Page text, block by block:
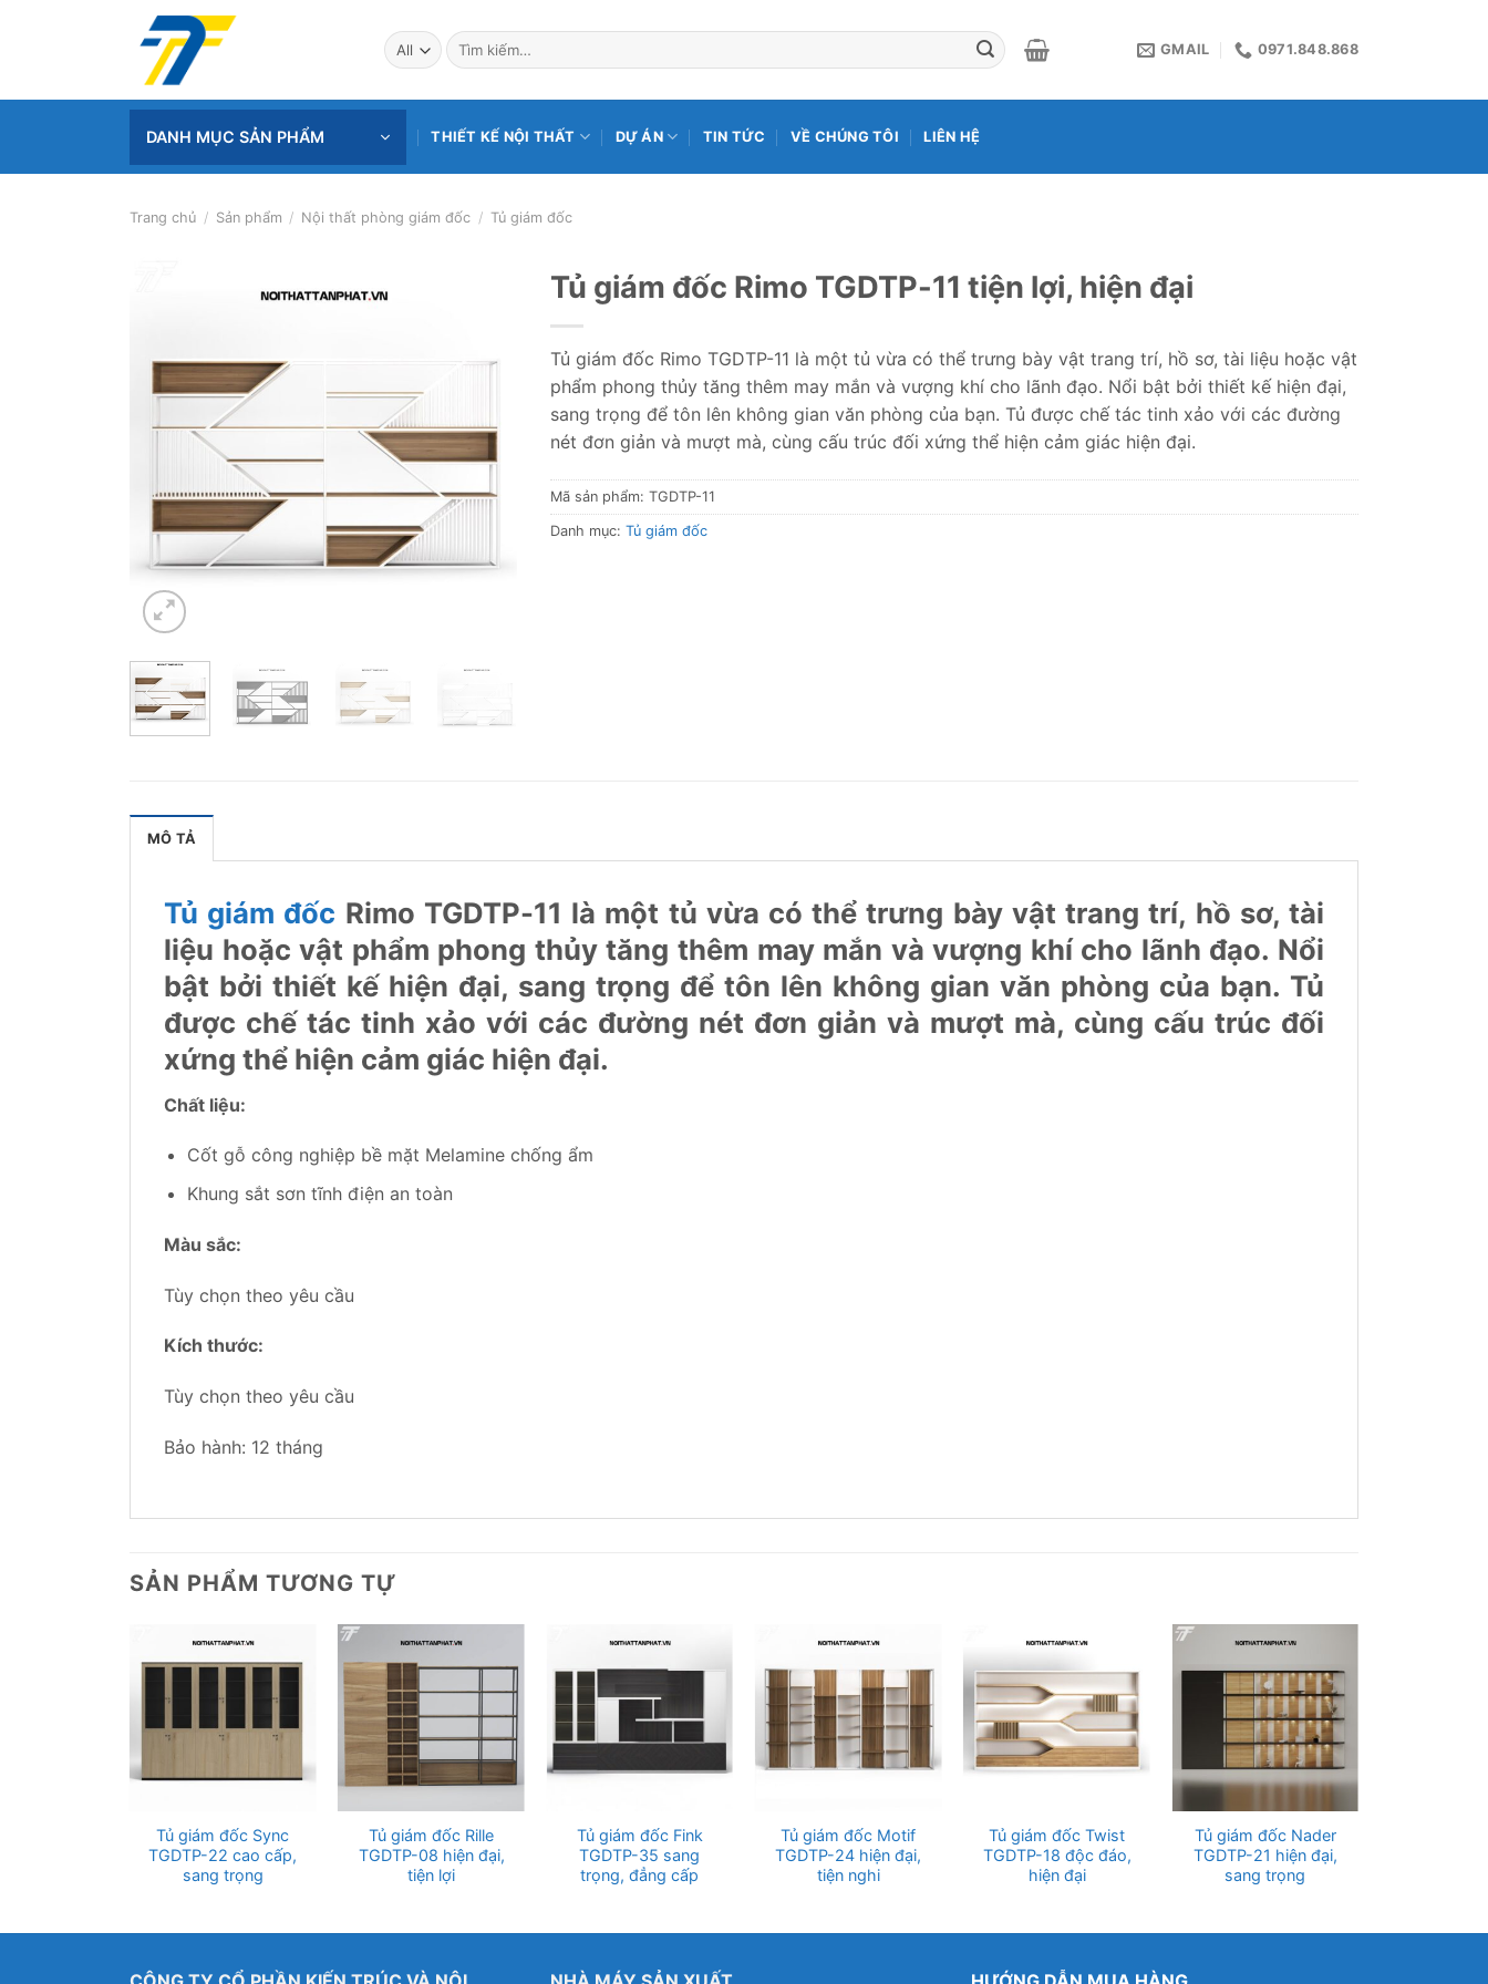
Tìm
kiếm:
GMAIL 0971.848.868
DANH MỤC SẢN PHẨM THIẾT KẾ NỘI THẤT DỰ ÁN TIN TỨC VỀ CHÚNG TÔI LIÊN HỆ
Trang chủ / Sản phẩm / Nội thất phòng giám đốc / Tủ giám đốc
Tủ giám đốc Rimo TGDTP-11 tiện lợi, hiện đại
Tủ giám đốc Rimo TGDTP-11 là một tủ vừa có thể trưng bày vật trang trí, hồ sơ, tài liệu hoặc vật
phẩm phong thủy tăng thêm may mắn và vượng khí cho lãnh đạo. Nổi bật bởi thiết kế hiện đại,
sang trọng để tôn lên không gian văn phòng của bạn. Tủ được chế tác tinh xảo với các đường
nét đơn giản và mượt mà, cùng cấu trúc đối xứng thể hiện cảm giác hiện đại.
Mã sản phẩm: TGDTP-11
Danh mục: Tủ giám đốc
MÔ TẢ
Tủ giám đốc Rimo TGDTP-11 là một tủ vừa có thể trưng bày vật trang trí, hồ sơ, tài
liệu hoặc vật phẩm phong thủy tăng thêm may mắn và vượng khí cho lãnh đạo. Nổi
bật bởi thiết kế hiện đại, sang trọng để tôn lên không gian văn phòng của bạn. Tủ
được chế tác tinh xảo với các đường nét đơn giản và mượt mà, cùng cấu trúc đối
xứng thể hiện cảm giác hiện đại.
Chất liệu:
Cốt gỗ công nghiệp bề mặt Melamine chống ẩm
Khung sắt sơn tĩnh điện an toàn
Màu sắc:
Tùy chọn theo yêu cầu
Kích thước:
Tùy chọn theo yêu cầu
Bảo hành: 12 tháng
SẢN PHẨM TƯƠNG TỰ
Tủ giám đốc Sync
TGDTP-22 cao cấp,
sang trọng
Tủ giám đốc Rille
TGDTP-08 hiện đại,
tiện lợi
Tủ giám đốc Fink
TGDTP-35 sang
trọng, đẳng cấp
Tủ giám đốc Motif
TGDTP-24 hiện đại,
tiện nghi
Tủ giám đốc Twist
TGDTP-18 độc đáo,
hiện đại
Tủ giám đốc Nader
TGDTP-21 hiện đại,
sang trọng